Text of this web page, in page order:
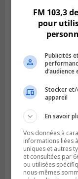
SAINT-HUBERT
Publié le 6 août 2026
Longueuil
FM 103,3
pour
Publicités
Stocker et/
appareil
En savoir
Vos données à
informations liées
uniques et autres
et consultées par
ou utilisées
nous-mêmes